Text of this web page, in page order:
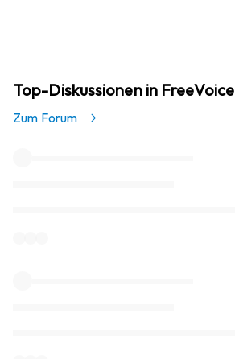
Top-Diskussionen in FreeVoice
Zum Forum